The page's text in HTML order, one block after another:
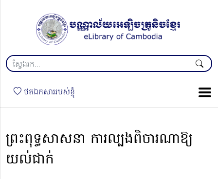
ថតឯកសាររបស់ខ្ញុំ
ព្រះពុទ្ធសាសនា ការល្បងពិចារណាឱ្យ
យល់ជាក់